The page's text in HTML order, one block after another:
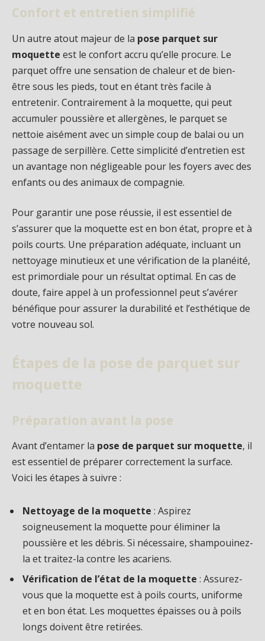
Confort et entretien simplifié
Un autre atout majeur de la pose parquet sur
moquette est le confort accru qu’elle procure. Le
parquet offre une sensation de chaleur et de bien-
être sous les pieds, tout en étant très facile à
entretenir. Contrairement à la moquette, qui peut
accumuler poussière et allergènes, le parquet se
nettoie aisément avec un simple coup de balai ou un
passage de serpillère. Cette simplicité d’entretien est
un avantage non négligeable pour les foyers avec des
enfants ou des animaux de compagnie.
Pour garantir une pose réussie, il est essentiel de
s’assurer que la moquette est en bon état, propre et à
poils courts. Une préparation adéquate, incluant un
nettoyage minutieux et une vérification de la planéité,
est primordiale pour un résultat optimal. En cas de
doute, faire appel à un professionnel peut s’avérer
bénéfique pour assurer la durabilité et l’esthétique de
votre nouveau sol.
Étapes de la pose de parquet sur
moquette
Préparation avant la pose
Avant d’entamer la pose de parquet sur moquette, il
est essentiel de préparer correctement la surface.
Voici les étapes à suivre :
Nettoyage de la moquette : Aspirez
soigneusement la moquette pour éliminer la
poussière et les débris. Si nécessaire, shampouinez-
la et traitez-la contre les acariens.
Vérification de l’état de la moquette : Assurez-
vous que la moquette est à poils courts, uniforme
et en bon état. Les moquettes épaisses ou à poils
longs doivent être retirées.